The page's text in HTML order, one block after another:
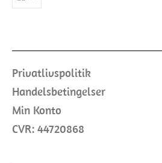
Privatlivspolitik
Handelsbetingelser
Min Konto
CVR: 44720868